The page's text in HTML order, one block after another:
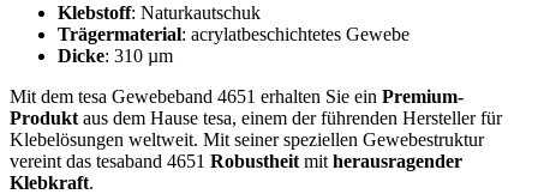
Klebstoff: Naturkautschuk
Trägermaterial: acrylatbeschichtetes Gewebe
Dicke: 310 µm
Mit dem tesa Gewebeband 4651 erhalten Sie ein Premium-
Produkt aus dem Hause tesa, einem der führenden Hersteller für
Klebelösungen weltweit. Mit seiner speziellen Gewebestruktur
vereint das tesaband 4651 Robustheit mit herausragender
Klebkraft.